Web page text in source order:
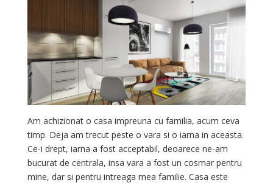
Am achizionat o casa impreuna cu familia, acum ceva
timp. Deja am trecut peste o vara si o iarna in aceasta.
Ce-i drept, iarna a fost acceptabil, deoarece ne-am
bucurat de centrala, insa vara a fost un cosmar pentru
mine, dar si pentru intreaga mea familie. Casa este